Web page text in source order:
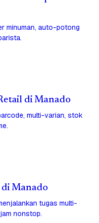
minuman, auto-potong
di Manado
multi-varian, stok
di Manado
tugas multi-
nonstop.